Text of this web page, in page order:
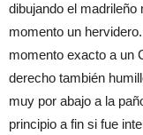
dibujando el
momento un
momento exacto a un
derecho también
muy por abajo a la
principio a fin si fue